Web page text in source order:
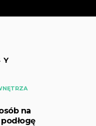
na